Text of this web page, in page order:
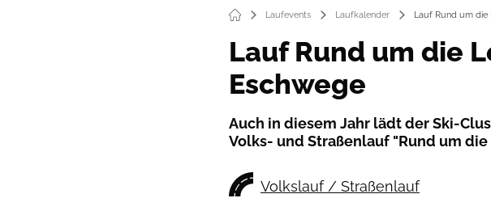
Laufevents Laufkalender Lauf Rund um
Lauf Rund um die
Eschwege
Auch in diesem Jahr lädt der Ski-
Volks- und Straßenlauf "Rund um
Volkslauf / Straßenlauf